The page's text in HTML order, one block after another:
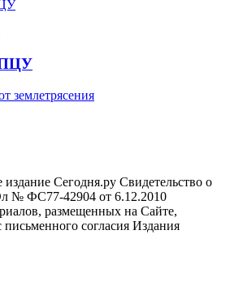
ПЦУ
землетрясения
Сегодня.ру Свидетельство о
№ ФС77-42904 от 6.12.2010
размещенных на Сайте,
письменного согласия Издания